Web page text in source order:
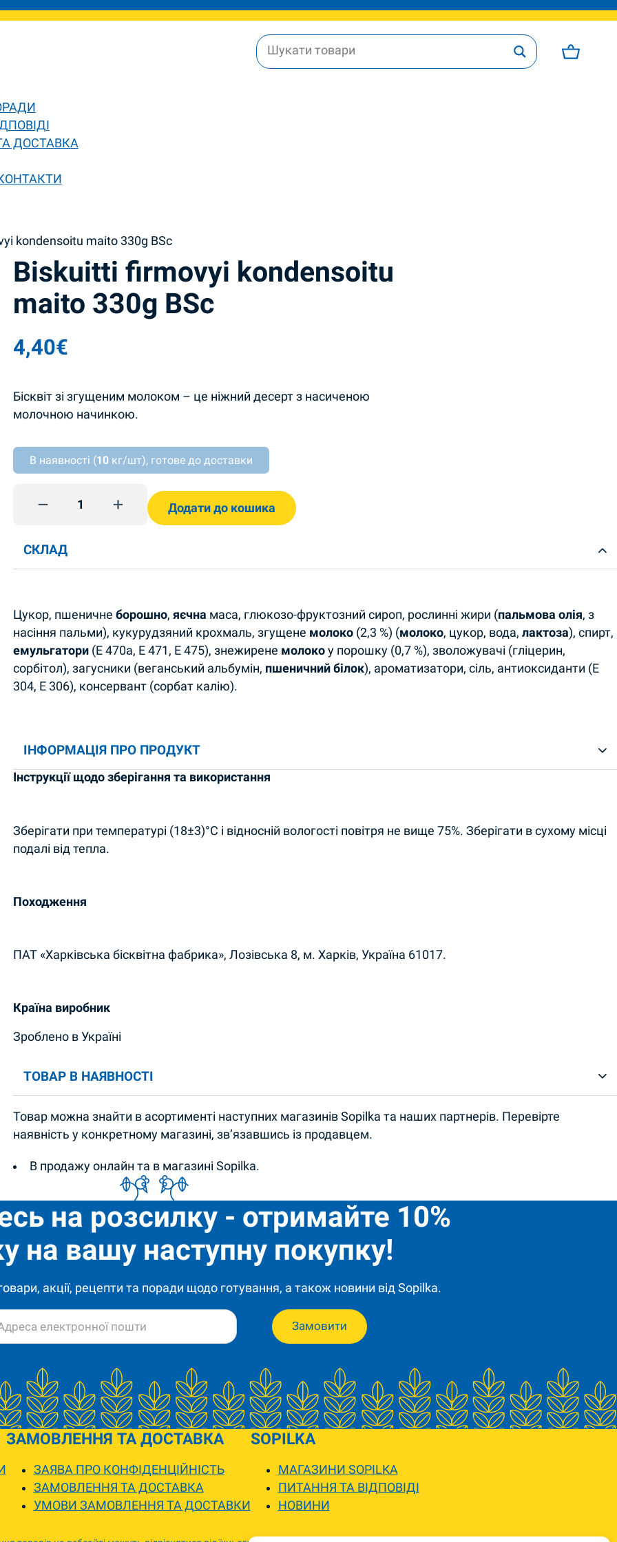
ДОСТАВКА
kondensoitu maito 330g BSc
Biskuitti firmovyi kondensoitu
maito 330g BSc
4,40€
Бісквіт зі згущеним молоком – це ніжний десерт з насиченою
молочною начинкою.
В наявності (10 кг/шт), готове до доставки
Biskuitti firmovyi kondensoitu maito 330g BSc quantity
Додати до кошика
СКЛАД
Цукор, пшеничнеборошно,яєчна маса, глюкозо-фруктозний сироп, рослинні жири (пальмова олія, з
насіння пальми), кукурудзяний крохмаль, згущене молоко (2,3 %) (молоко, цукор, вода,лактоза), спирт,
емульгатори (E 470a, E 471, E 475), знежирене молоко у порошку (0,7 %), зволожувачі (гліцерин,
сорбітол), загусники (веганський альбумін, пшеничний білок), ароматизатори, сіль, антиоксиданти (E
304, E 306), консервант (сорбат калію).
ІНФОРМАЦІЯ ПРО ПРОДУКТ
Інструкції щодо зберігання та використання
Зберігати при температурі (18±3)°С і відносній вологості повітря не вище 75%. Зберігати в сухому місці
подалі від тепла.
Походження
ПАТ «Харківська бісквітна фабрика», Лозівська 8, м. Харків, Україна 61017.
Країна виробник
Зроблено в Україні
ТОВАР В НАЯВНОСТІ
Товар можна знайти в асортименті наступних магазинів Sopilka та наших партнерів. Перевірте
наявність у конкретному магазині, зв’язавшись із продавцем.
В продажу онлайн та в магазині Sopilka.
на розсилку - отримайте 10%
на вашу наступну покупку!
акції, рецепти та поради щодо готування, а також новини від Sopilka.
Замовити
ЗАМОВЛЕННЯ ТА ДОСТАВКА
ЗАЯВА ПРО КОНФІДЕНЦІЙНІСТЬ
ЗАМОВЛЕННЯ ТА ДОСТАВКА
УМОВИ ЗАМОВЛЕННЯ ТА ДОСТАВКИ
SOPILKA
МАГАЗИНИ SOPILKA
ПИТАННЯ ТА ВІДПОВІДІ
НОВИНИ